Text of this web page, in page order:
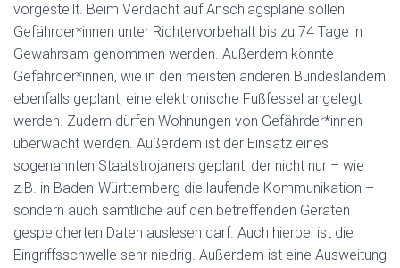
vorgestellt. Beim Verdacht auf Anschlagspläne sollen
Gefährder*innen unter Richtervorbehalt bis zu 74 Tage in
Gewahrsam genommen werden. Außerdem könnte
Gefährder*innen, wie in den meisten anderen Bundesländern
ebenfalls geplant, eine elektronische Fußfessel angelegt
werden. Zudem dürfen Wohnungen von Gefährder*innen
überwacht werden. Außerdem ist der Einsatz eines
sogenannten Staatstrojaners geplant, der nicht nur – wie
z.B. in Baden-Württemberg die laufende Kommunikation –
sondern auch sämtliche auf den betreffenden Geräten
gespeicherten Daten auslesen darf. Auch hierbei ist die
Eingriffsschwelle sehr niedrig. Außerdem ist eine Ausweitung